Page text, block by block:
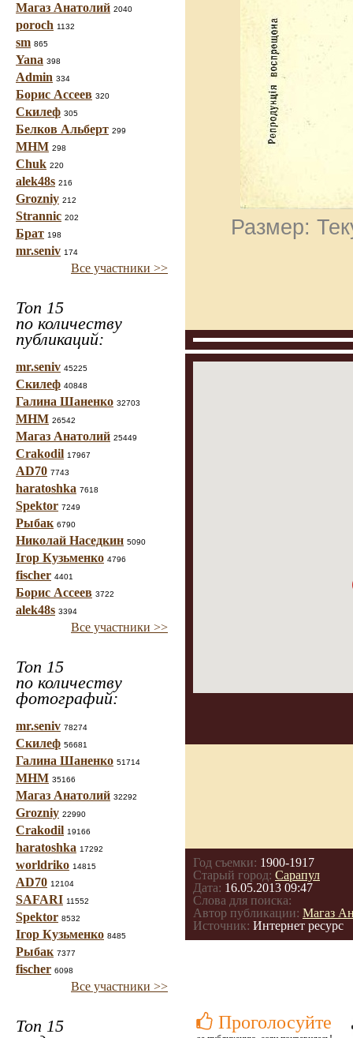
Магаз Анатолий 2040
poroch 1132
sm 865
Yana 398
Admin 334
Борис Ассеев 320
Скилеф 305
Белков Альберт 299
МНМ 298
Chuk 220
alek48s 216
Grozniy 212
Strannic 202
Брат 198
mr.seniv 174
Все участники >>
Топ 15
по количеству
публикаций:
mr.seniv 45225
Скилеф 40848
Галина Шаненко 32703
МНМ 26542
Магаз Анатолий 25449
Crakodil 17967
AD70 7743
haratoshka 7618
Spektor 7249
Рыбак 6790
Николай Наседкин 5090
Ігор Кузьменко 4796
fischer 4401
Борис Ассеев 3722
alek48s 3394
Все участники >>
Топ 15
по количеству
фотографий:
mr.seniv 78274
Скилеф 56681
Галина Шаненко 51714
МНМ 35166
Магаз Анатолий 32292
Grozniy 22990
Crakodil 19166
haratoshka 17292
worldriko 14815
AD70 12104
SAFARI 11552
Spektor 8532
Ігор Кузьменко 8485
Рыбак 7377
fischer 6098
Все участники >>
Топ 15
Размер:
Год съемки: 1900-1917
Старый город: Сарапул
Дата: 16.05.2013 09:47
Слова для поиска:
Автор публикации: Магаз
Источник: Интернет ресурс
Проголосуйте